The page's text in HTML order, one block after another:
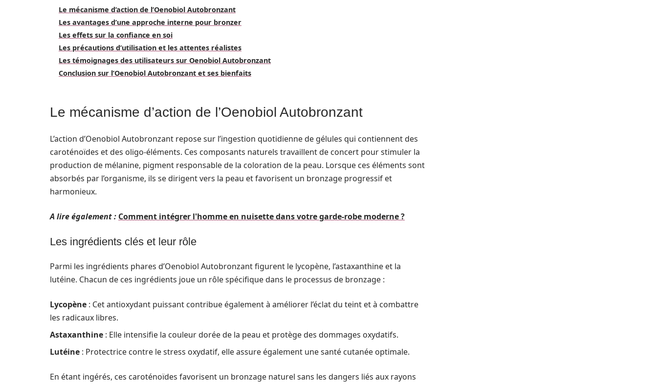
Le mécanisme d’action de l’Oenobiol Autobronzant
Les avantages d’une approche interne pour bronzer
Les effets sur la confiance en soi
Les précautions d’utilisation et les attentes réalistes
Les témoignages des utilisateurs sur Oenobiol Autobronzant
Conclusion sur l’Oenobiol Autobronzant et ses bienfaits
Le mécanisme d’action de l’Oenobiol Autobronzant
L’action d’Oenobiol Autobronzant repose sur l’ingestion quotidienne de gélules qui contiennent des
caroténoïdes et des oligo-éléments. Ces composants naturels travaillent de concert pour stimuler la
production de mélanine, pigment responsable de la coloration de la peau. Lorsque ces éléments sont
absorbés par l’organisme, ils se dirigent vers la peau et favorisent un bronzage progressif et
harmonieux.
A lire également : Comment intégrer l'homme en nuisette dans votre garde-robe moderne ?
Les ingrédients clés et leur rôle
Parmi les ingrédients phares d’Oenobiol Autobronzant figurent le lycopène, l’astaxanthine et la
lutéine. Chacun de ces ingrédients joue un rôle spécifique dans le processus de bronzage :
Lycopène : Cet antioxydant puissant contribue également à améliorer l’éclat du teint et à combattre
les radicaux libres.
Astaxanthine : Elle intensifie la couleur dorée de la peau et protège des dommages oxydatifs.
Lutéine : Protectrice contre le stress oxydatif, elle assure également une santé cutanée optimale.
En étant ingérés, ces caroténoïdes favorisent un bronzage naturel sans les dangers liés aux rayons